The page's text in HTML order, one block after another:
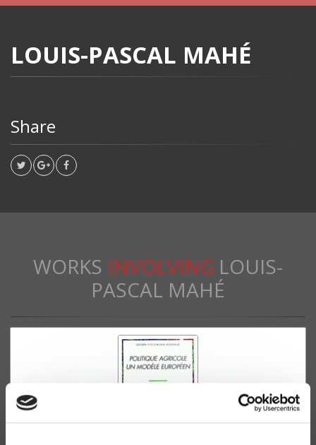
LOUIS-PASCAL MAHÉ
Share
WORKS INVOLVING LOUIS-
PASCAL MAHÉ